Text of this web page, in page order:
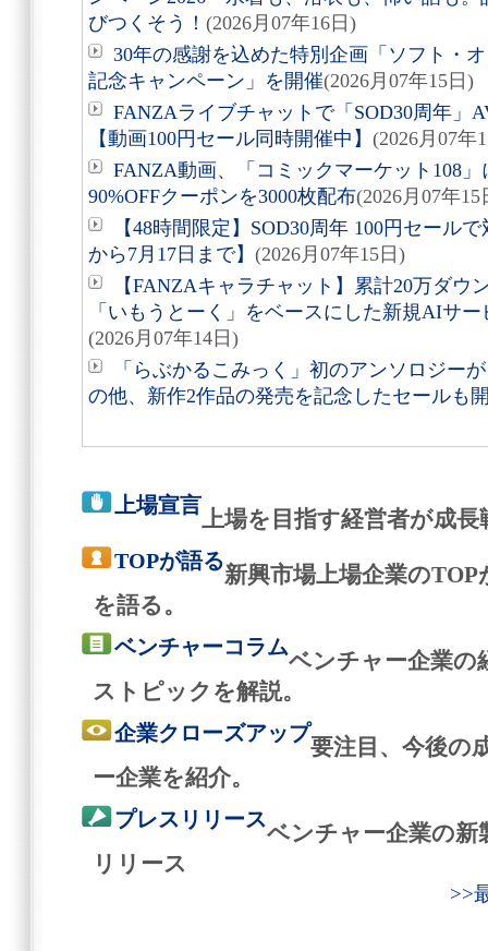
びつくそう！ (2026月07年16日)
30年の感謝を込めた特別企画「ソフト・
記念キャンペーン」を開催(2026月07年15日)
FANZAライブチャットで「SOD30周年」
【動画100円セール同時開催中】 (2026月07年
FANZA動画、「コミックマーケット108
90%OFFクーポンを3000枚配布(2026月07年15
【48時間限定】SOD30周年 100円セール
から7月17日まで】 (2026月07年15日)
【FANZAキャラチャット】累計20万ダウ
「いもうとーく」をベースにした新規AIサ
(2026月07年14日)
「らぶかるこみっく」初のアンソロジー
の他、新作2作品の発売を記念したセールも
上場宣言
上場を目指す経営者が成
TOPが語る
新興市場上場企業の
を語る。
ベンチャーコラム
ベンチャー企業の
ストピックを解説。
企業クローズアップ
要注目、今後の
ー企業を紹介。
プレスリリース
ベンチャー企業の新
リリース
>>